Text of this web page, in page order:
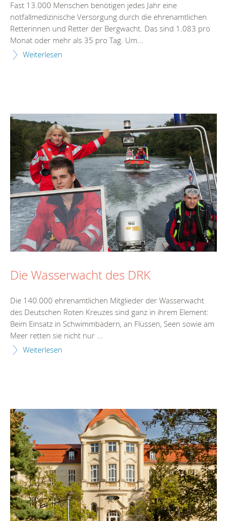
Fast 13.000 Menschen benötigen jedes Jahr eine
notfallmedizinische Versorgung durch die ehrenamtlichen
Retterinnen und Retter der Bergwacht. Das sind 1.083 pro
Monat oder mehr als 35 pro Tag. Um...
Weiterlesen
Die Wasserwacht des DRK
Die 140.000 ehrenamtlichen Mitglieder der Wasserwacht
des Deutschen Roten Kreuzes sind ganz in ihrem Element:
Beim Einsatz in Schwimmbädern, an Flüssen, Seen sowie am
Meer retten sie nicht nur ...
Weiterlesen